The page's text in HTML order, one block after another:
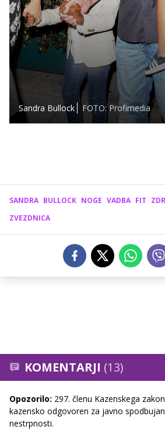
Sandra Bullock FOTO: Profimedia
SANDRA BULLOCK NOGE VADBA FIT
ZVEZDNICA
KOMENTARJI (13)
Opozorilo: 297. členu Kazenskega
kazensko odgovoren za javno
nestrpnosti.